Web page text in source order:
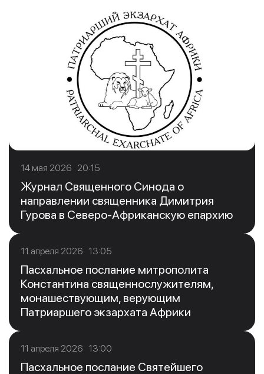
14 мая 2026 20:15
Журнал Священного Синода о
направлении священника Димитрия
Гурова в Северо-Африканскую епархию
11 апреля 2026 13:05
Пасхальное послание митрополита
Константина священнослужителям,
монашествующим, верующим
Патриаршего экзархата Африки
11 апреля 2026 13:00
Пасхальное послание Святейшего